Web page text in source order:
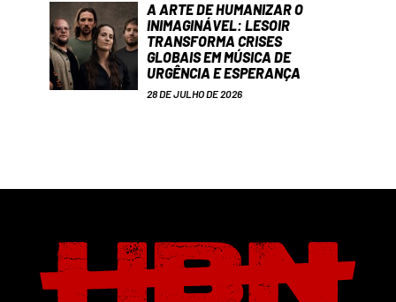
A ARTE DE HUMANIZAR O
INIMAGINÁVEL: LESOIR
TRANSFORMA CRISES
GLOBAIS EM MÚSICA DE
URGÊNCIA E ESPERANÇA
28 DE JULHO DE 2026